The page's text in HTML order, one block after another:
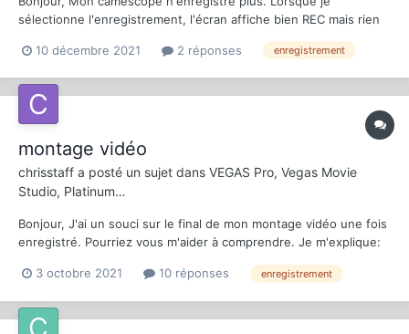
sélectionne l'enregistrement, l'écran affiche bien REC mais rien
de retirer la batterie. Qui pourrait m'aider pour dépanner ? Merci
10 décembre 2021 2 réponses enregistrement
montage vidéo
chrisstaff a posté un sujet dans VEGAS Pro, Vegas Movie
Studio, Platinum…
Bonjour, J'ai un souci sur le final de mon montage vidéo une fois
enregistré. Pourriez vous m'aider à comprendre. Je m'explique:
ma timeline sony vegas movie platinum et lors de
3 octobre 2021 10 réponses enregistrement